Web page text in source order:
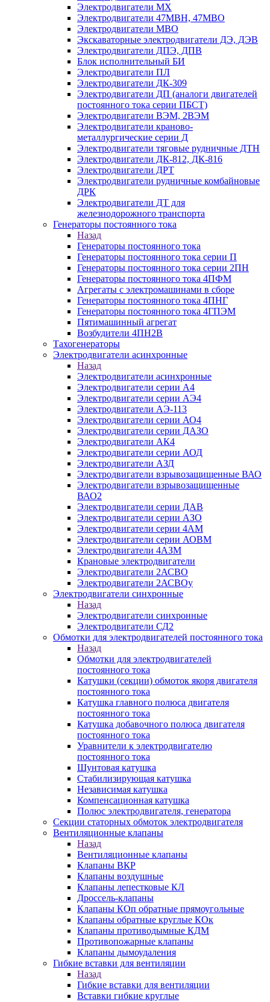
Электродвигатели MX
Электродвигатели 47MBH, 47МВО
Электродвигатели MBO
Экскаваторные электродвигатели ДЭ, ДЭВ
Электродвигатели ДПЭ, ДПВ
Блок исполнительный БИ
Электродвигатели ПЛ
Электродвигатели ДК-309
Электродвигатели ДП (аналоги двигателей
постоянного тока серии ПБСТ)
Электродвигатели ВЭМ, 2ВЭМ
Электродвигатели краново-
металлургические серии Д
Электродвигатели тяговые рудничные ДТН
Электродвигатели ДК-812, ДК-816
Электродвигатели ДРТ
Электродвигатели рудничные комбайновые
ДРК
Электродвигатели ДТ для
железнодорожного транспорта
Генераторы постоянного тока
Назад
Генераторы постоянного тока
Генераторы постоянного тока серии П
Генераторы постоянного тока серии 2ПН
Генераторы постоянного тока 4ПФМ
Агрегаты с электромашинами в сборе
Генераторы постоянного тока 4ПНГ
Генераторы постоянного тока 4ГПЭМ
Пятимашинный агрегат
Возбудители 4ПН2В
Тахогенераторы
Электродвигатели асинхронные
Назад
Электродвигатели асинхронные
Электродвигатели серии А4
Электродвигатели серии АЭ4
Электродвигатели АЭ-113
Электродвигатели серии АО4
Электродвигатели серии ДАЗО
Электродвигатели АК4
Электродвигатели серии АОД
Электродвигатели АЗД
Электродвигатели взрывозащищенные ВАО
Электродвигатели взрывозащищенные
ВАО2
Электродвигатели серии ДАВ
Электродвигатели серии АЗО
Электродвигатели серии 4АМ
Электродвигатели серии АОВМ
Электродвигатели 4АЗМ
Крановые электродвигатели
Электродвигатели 2АСВО
Электродвигатели 2АСВОу
Электродвигатели синхронные
Назад
Электродвигатели синхронные
Электродвигатели СД2
Обмотки для электродвигателей постоянного тока
Назад
Обмотки для электродвигателей
постоянного тока
Катушки (секции) обмоток якоря двигателя
постоянного тока
Катушка главного полюса двигателя
постоянного тока
Катушка добавочного полюса двигателя
постоянного тока
Уравнители к электродвигателю
постоянного тока
Шунтовая катушка
Стабилизирующая катушка
Независимая катушка
Компенсационная катушка
Полюс электродвигателя, генератора
Секции статорных обмоток электродвигателя
Вентиляционные клапаны
Назад
Вентиляционные клапаны
Клапаны ВКР
Клапаны воздушные
Клапаны лепестковые КЛ
Дроссель-клапаны
Клапаны КОп обратные прямоугольные
Клапаны обратные круглые КОк
Клапаны противодымные КДМ
Противопожарные клапаны
Клапаны дымоудаления
Гибкие вставки для вентиляции
Назад
Гибкие вставки для вентиляции
Вставки гибкие круглые